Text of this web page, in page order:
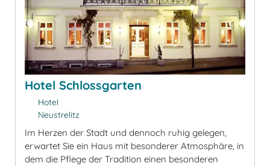
Hotel Schlossgarten
Hotel
Neustrelitz
Im Herzen der Stadt und dennoch ruhig gelegen,
erwartet Sie ein Haus mit besonderer Atmosphäre, in
dem die Pflege der Tradition einen besonderen